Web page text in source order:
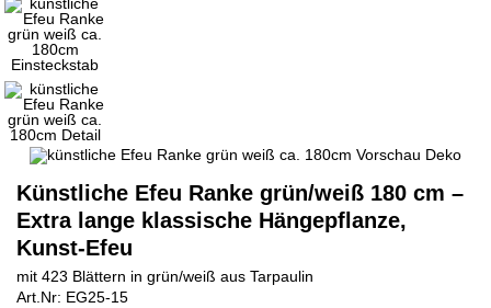
Künstliche Efeu Ranke grün/weiß 180 cm –
Extra lange klassische Hängepflanze,
Kunst-Efeu
mit 423 Blättern in grün/weiß aus Tarpaulin
EG25-15